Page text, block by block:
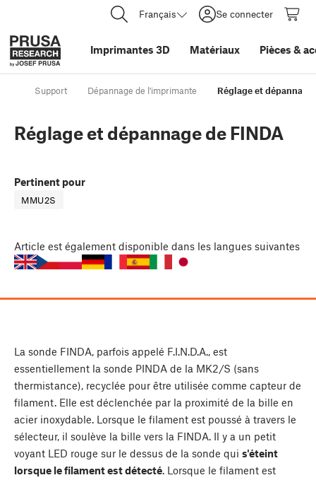
Français Se connecter
Imprimantes 3D Matériaux Pièces &
Support Dépannage de l'imprimante Réglage et dépannage
Réglage et dépannage de FINDA
Pertinent pour
MMU2S
Article est également disponible dans les langues suivantes
La sonde FINDA, parfois appelé F.I.N.D.A., est
essentiellement la sonde PINDA de la MK2/S (sans
thermistance), recyclée pour être utilisée comme capteur de
filament. Elle est déclenchée par la proximité de la bille en
acier inoxydable. Lorsque le filament est poussé à travers le
sélecteur, il soulève la bille vers la FINDA. Il y a un petit
voyant LED rouge sur le dessus de la sonde qui s'éteint
lorsque le filament est détecté. Lorsque le filament est